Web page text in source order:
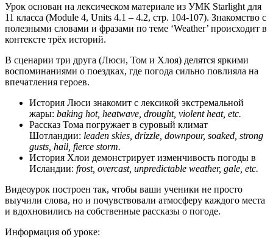
Урок основан на лексическом материале из УМК Starlight для
11 класса (Module 4, Units 4.1 – 4.2, стр. 104-107). Знакомство с
полезными словами и фразами по теме ‘Weather’ происходит в
контексте трёх историй.
В сценарии три друга (Люси, Том и Хлоя) делятся яркими
воспоминаниями о поездках, где погода сильно повлияла на
впечатления героев.
История Люси знакомит с лексикой экстремальной
жары: baking hot, heatwave, drought, violent heat, etc.
Рассказ Тома погружает в суровый климат
Шотландии: leaden skies, drizzle, downpour, soaked, strong
gusts, hail, fierce storm.
История Хлои демонстрирует изменчивость погоды в
Исландии: frost, overcast, unpredictable weather, gale, etc.
Видеоурок построен так, чтобы ваши ученики не просто
выучили слова, но и почувствовали атмосферу каждого места
и вдохновились на собственные рассказы о погоде.
Информация об уроке: